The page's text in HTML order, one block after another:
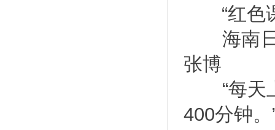
“红色课
海南日
张博
“每天上
400分钟